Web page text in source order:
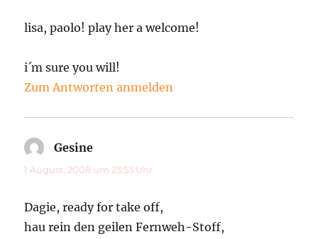
lisa, paolo! play her a welcome!
i´m sure you will!
Zum Antworten anmelden
Gesine
1 August, 2008 um 23:53 Uhr
Dagie, ready for take off,
hau rein den geilen Fernweh-Stoff,